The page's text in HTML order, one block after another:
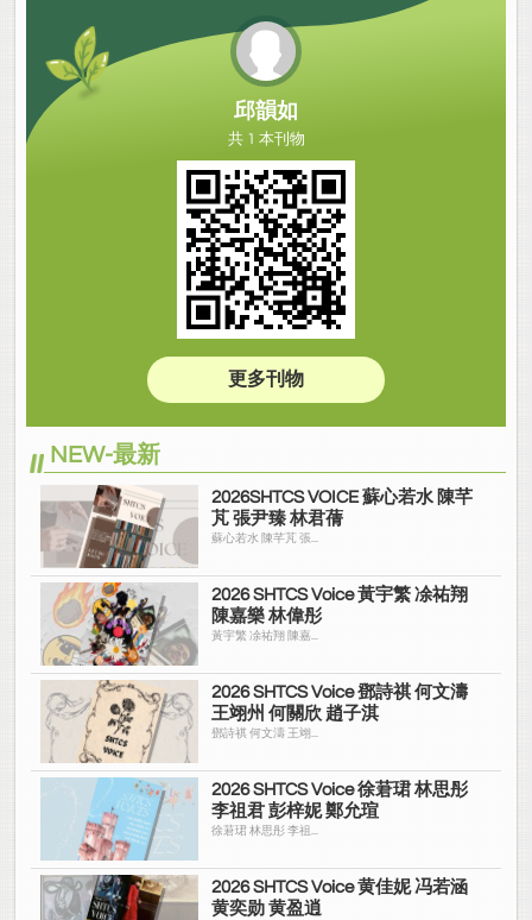
邱韻如
共 1 本刊物
更多刊物
NEW-最新
2026SHTCS VOICE 蘇心若水 陳芊
芃 張尹臻 林君蒨
蘇心若水 陳芊芃 張...
2026 SHTCS Voice 黃宇繁 凃祐翔
陳嘉樂 林偉彤
黃宇繁 凃祐翔 陳嘉...
2026 SHTCS Voice 鄧詩祺 何文濤
王翊州 何關欣 趙子淇
鄧詩祺 何文濤 王翊...
2026 SHTCS Voice 徐莙珺 林思彤
李祖君 彭梓妮 鄭允瑄
徐莙珺 林思彤 李祖...
2026 SHTCS Voice 黄佳妮 冯若涵
黄奕勋 黄盈逍